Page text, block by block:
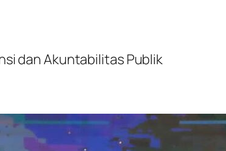
dan Akuntabilitas Publik